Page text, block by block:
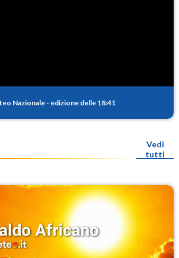
Nazionale- edizione delle 18:41
Vedi
tutti